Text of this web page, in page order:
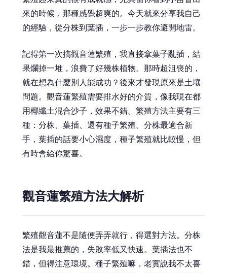
來的時候，那種感覺超爽的。今天就來分享我自己
的經驗，從分株到葉插，一步一步教你避開地雷。
記得第一次搞觀音蓮繁殖，我直接拿葉子亂插，結
果爛掉一堆，浪費了好幾株植物。那時超沮喪的，
就在想為什麼別人能成功？後來才發現原來是土壤
問題。觀音蓮繁殖需要排水好的介質，像我現在都
用椰纖土混合沙子，效果不錯。繁殖方法主要有三
種：分株、葉插、還有種子繁殖。分株最適合新
手，葉插的話要小心濕度，種子繁殖就比較慢，但
有時會給你驚喜。
觀音蓮繁殖方法大解析
繁殖觀音蓮不是隨便弄弄就行，得選對方法。分株
法是我最推薦的，失敗率低又快速。葉插法也不
錯，但得注意環境。種子繁殖嘛，老實說我不太喜